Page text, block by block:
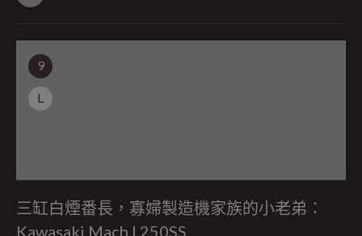
9
L
三缸白煙番長，寡婦製造機家族的小老弟：
Kawasaki Mach I 250SS